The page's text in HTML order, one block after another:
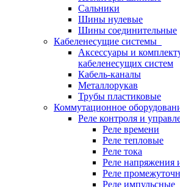
Сальники
Шины нулевые
Шины соединительные
Кабеленесущие системы
Аксессуары и
кабеленесущих систем
Кабель-каналы
Металлорукав
Трубы пластиковые
Коммутационное
Реле контроля и
Реле времени
Реле тепловые
Реле тока
Реле напряжения
Реле
Реле импульсные